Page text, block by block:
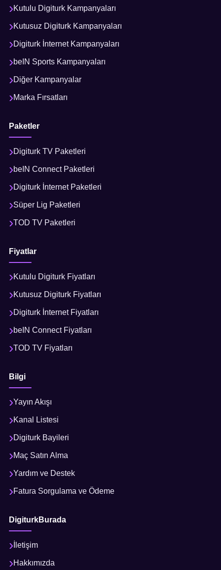
Kutulu Digiturk Kampanyaları
Kutusuz Digiturk Kampanyaları
Digiturk İnternet Kampanyaları
beIN Sports Kampanyaları
Diğer Kampanyalar
Marka Fırsatları
Paketler
Digiturk TV Paketleri
beIN Connect Paketleri
Digiturk İnternet Paketleri
Süper Lig Paketleri
TOD TV Paketleri
Fiyatlar
Kutulu Digiturk Fiyatları
Kutusuz Digiturk Fiyatları
Digiturk İnternet Fiyatları
beIN Connect Fiyatları
TOD TV Fiyatları
Bilgi
Yayın Akışı
Kanal Listesi
Digiturk Bayileri
Maç Satın Alma
Yardım ve Destek
Fatura Sorgulama ve Ödeme
DigiturkBurada
İletişim
Hakkımızda